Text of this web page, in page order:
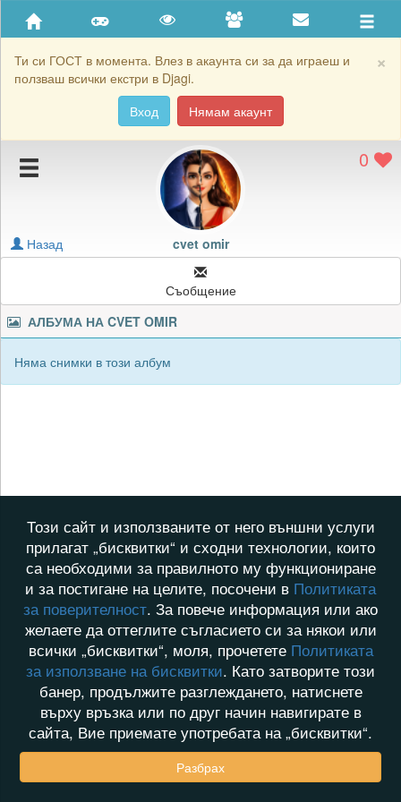
×
Ти си ГОСТ в момента. Влез в акаунта си за да играеш и
ползваш всички екстри в Djagi.
Вход
Нямам акаунт
Приятели
Хронология на игри
Подаръците на cvet omir
Картичките на cvet omir
Блокирай cvet omir
0
cvet omir
Назад
Съобщение
АЛБУМА НА CVET OMIR
Няма снимки в този албум
Този сайт и използваните от него външни услуги
прилагат „бисквитки“ и сходни технологии, които
са необходими за правилното му функциониране
и за постигане на целите, посочени в Политиката
за поверителност. За повече информация или ако
желаете да оттеглите съгласието си за някои или
всички „бисквитки“, моля, прочетете Политиката
за използване на бисквитки. Като затворите този
банер, продължите разглеждането, натиснете
върху връзка или по друг начин навигирате в
сайта, Вие приемате употребата на „бисквитки“.
Разбрах